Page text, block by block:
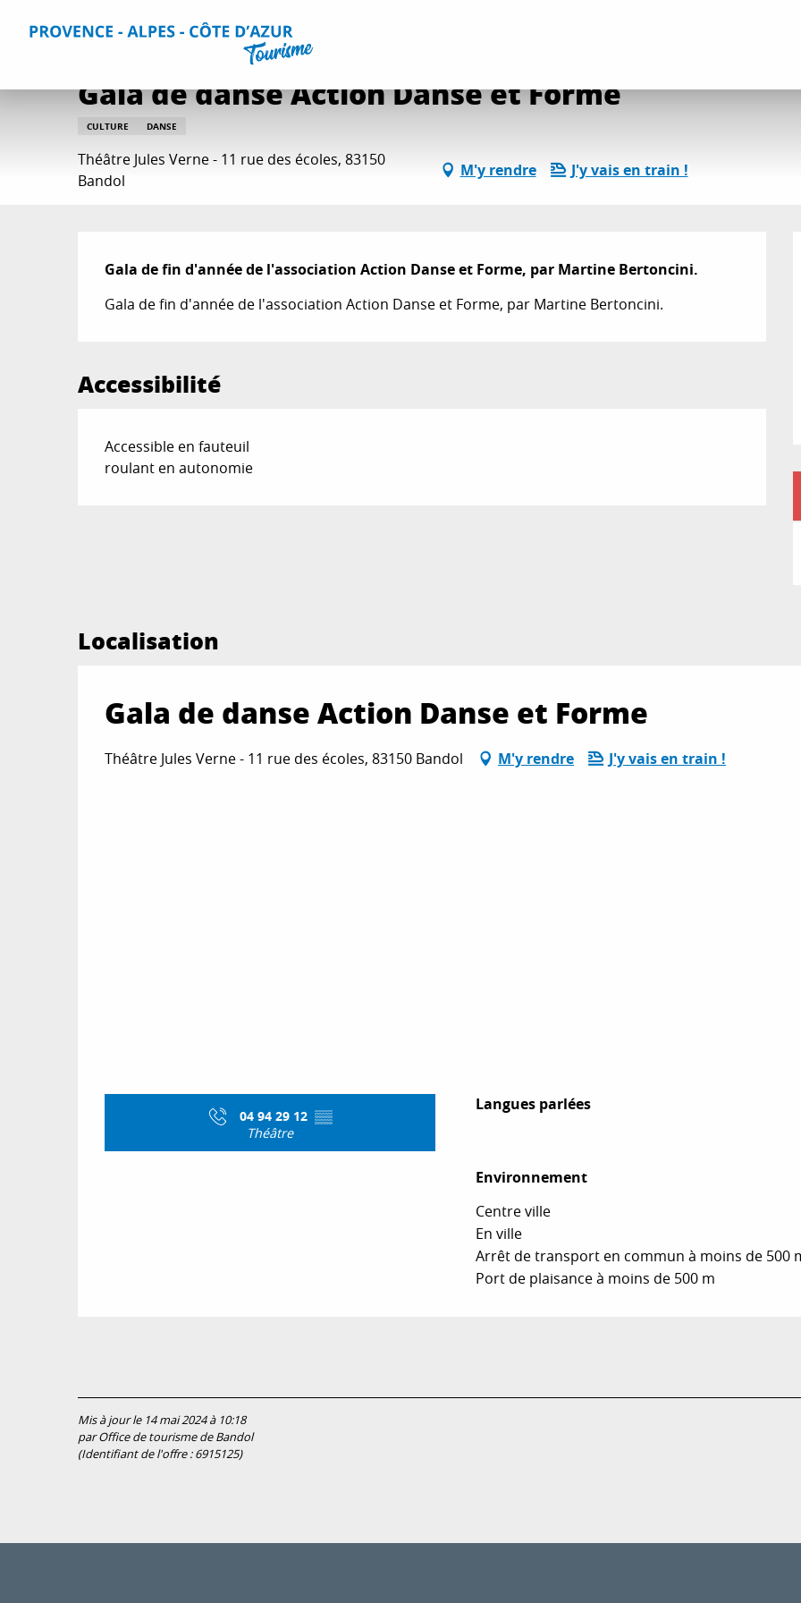
Accueil Que faire ? Sorties & Agenda
Gala de danse Action Danse et Forme
CULTURE DANSE
Théâtre Jules Verne - 11 rue des écoles, 83150
Bandol
M'y rendre J'y vais en train !
Description
Gala de fin d'année de l'association Action Danse et Forme, par Martine Bertoncini.
Gala de fin d'année de l'association Action Danse et Forme, par Martine Bertoncini.
Accessibilité
Accessible en fauteuil
roulant en autonomie
Localisation
Gala de danse Action Danse et Forme
Théâtre Jules Verne - 11 rue des écoles, 83150 Bandol M'y rendre J'y vais en train !
04 94 29 12 ▒▒
Théâtre
Langues parlées
Langues parlées
Environnement
Environnement
Centre ville
En ville
Arrêt de transport en commun à moins de 500
Port de plaisance à moins de 500 m
Mis à jour le 14 mai 2024 à 10:18
par Office de tourisme de Bandol
(Identifiant de l'offre :6915125)